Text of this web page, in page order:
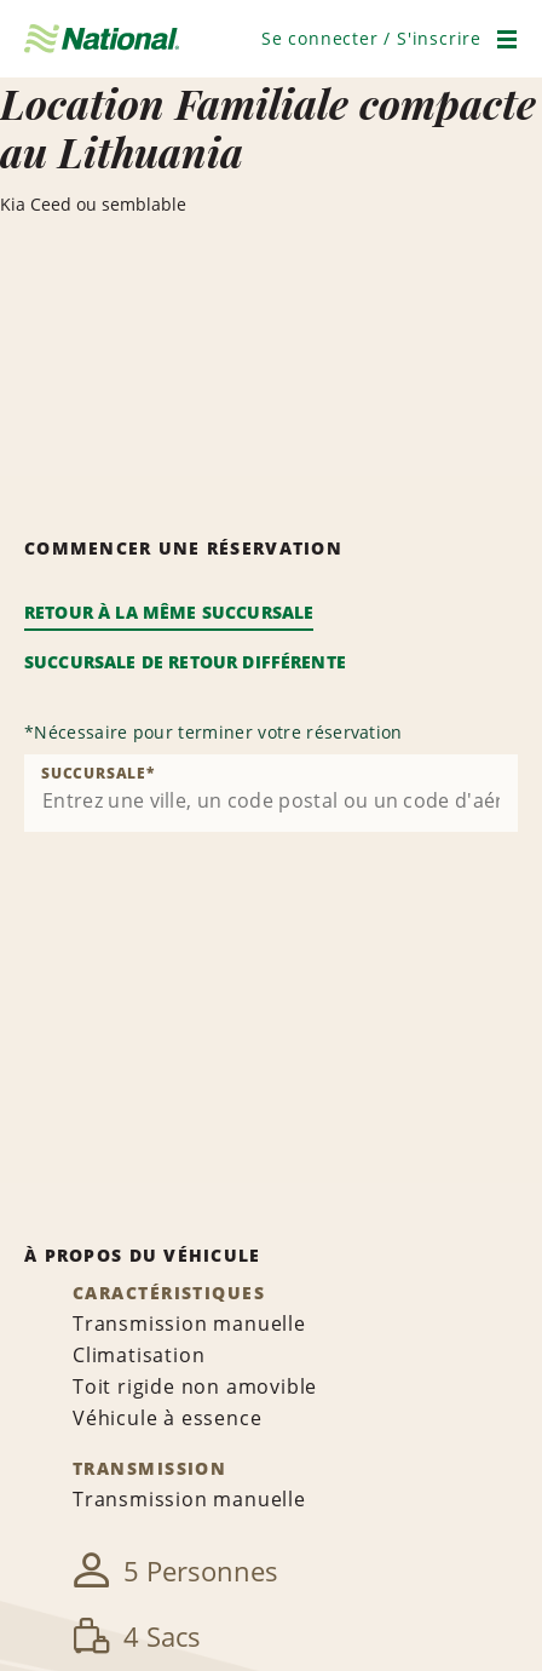
navigation
Se connecter / S'inscrire
Location Familiale compacte
au Lithuania
Kia Ceed ou semblable
COMMENCER UNE RÉSERVATION
RETOUR À LA MÊME SUCCURSALE
SUCCURSALE DE RETOUR DIFFÉRENTE
*Nécessaire pour terminer votre réservation
SUCCURSALE*
À PROPOS DU VÉHICULE
CARACTÉRISTIQUES
Transmission manuelle
Climatisation
Toit rigide non amovible
Véhicule à essence
TRANSMISSION
Transmission manuelle
5 Personnes
4 Sacs